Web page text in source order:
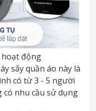
động
sấy quần áo này là
có từ 3 - 5 người
nhu cầu sử dụng